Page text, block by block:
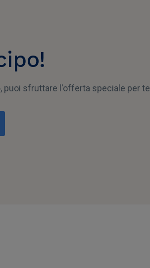
puoi sfruttare l'offerta speciale per te